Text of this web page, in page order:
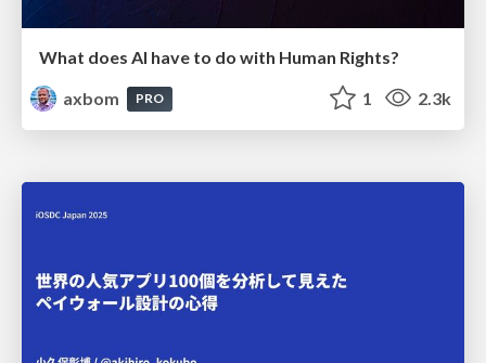
What does AI have to do with Human Rights?
axbom
PRO 1 2.3k